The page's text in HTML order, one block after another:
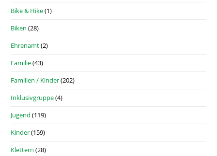
Bike & Hike(1)
Biken (28)
Ehrenamt(2)
Familie(43)
Familien / Kinder(202)
Inklusivgruppe(4)
Jugend (119)
Kinder(159)
Klettern (28)